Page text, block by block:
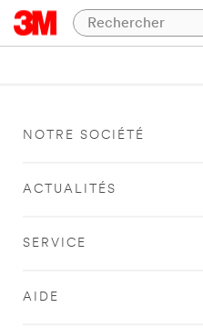
NOTRE SOCIÉTÉ
ACTUALITÉS
SERVICE
AIDE